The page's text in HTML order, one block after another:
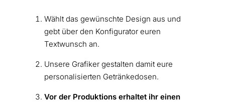
Wählt das gewünschte Design aus und
gebt über den Konfigurator euren
Textwunsch an.
Unsere Grafiker gestalten damit eure
personalisierten Getränkedosen.
Vor der Produktions erhaltet ihr einen